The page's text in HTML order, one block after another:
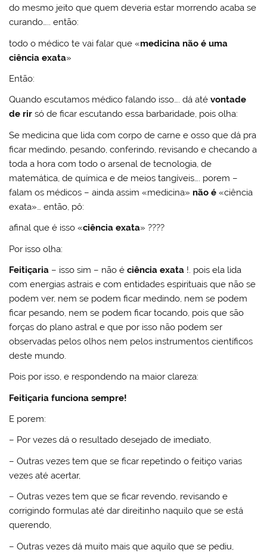
do mesmo jeito que quem deveria estar morrendo acaba se
curando….. então:
todo o médico te vai falar que «medicina não é uma
ciência exata»
Então:
Quando escutamos médico falando isso…. dá atévontade
de rirsó de ficar escutando essa barbaridade, pois olha:
Se medicina que lida com corpo de carne e osso que dá pra
ficar medindo, pesando, conferindo, revisando e checando a
toda a hora com todo o arsenal de tecnologia, de
matemática, de química e de meios tangíveis…. porem –
falam os médicos – ainda assim «medicina» não é «ciência
exata»… então, pô:
afinal que é isso «ciência exata» ????
Por isso olha:
Feitiçaria – isso sim – não éciência exata !. pois ela lida
com energias astrais e com entidades espirituais que não se
podem ver, nem se podem ficar medindo, nem se podem
ficar pesando, nem se podem ficar tocando, pois que são
forças do plano astral e que por isso não podem ser
observadas pelos olhos nem pelos instrumentos científicos
deste mundo.
Pois por isso, e respondendo na maior clareza:
Feitiçaria funciona sempre!
E porem:
– Por vezes dá o resultado desejado de imediato,
– Outras vezes tem que se ficar repetindo o feitiço varias
vezes até acertar,
– Outras vezes tem que se ficar revendo, revisando e
corrigindo formulas até dar direitinho naquilo que se está
querendo,
– Outras vezes dá muito mais que aquilo que se pediu,